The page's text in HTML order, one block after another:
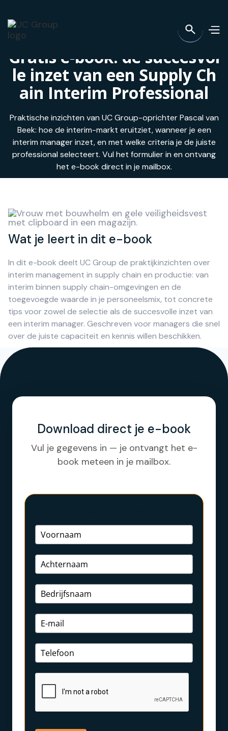
Gratis e-book: de succesvol
le inzet van een Supply Ch
ain Interim Professional
Praktische inzichten van UC Group-oprichter Pascal van
Beek: hoe de interim-markt eruitziet, wanneer je een
interim manager inzet, en met welke criteria je de juiste
professional selecteert. Vul het formulier in en ontvang
het e-book direct in je mailbox.
Wat je leert in dit e-book
In dit e-book deelt UC Group de praktijkinzichten over
interim management in supply chain en productie: van
interim binnen supply chain-omgevingen en de
toegevoegde waarde in je personeelsmix, tot concrete
tips voor zowel de selectie als de succesvolle inzet van
een interim manager. Geschreven voor managers die snel
over de juiste capaciteit en kennis willen beschikken.
Download direct je e-book
Vul je gegevens in — je ontvangt het e-
book meteen in je mailbox.